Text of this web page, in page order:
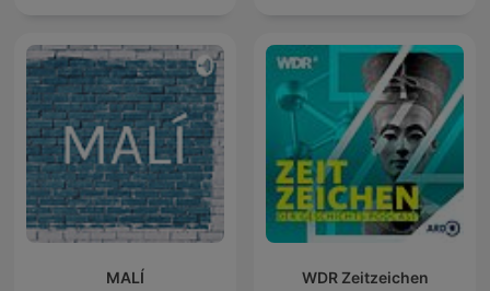
MALÍ WDR Zeitzeichen